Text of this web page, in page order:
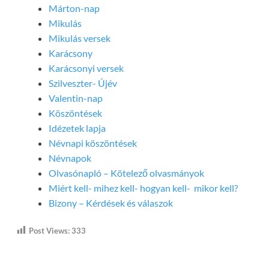
Márton-nap
Mikulás
Mikulás versek
Karácsony
Karácsonyi versek
Szilveszter- Újév
Valentin-nap
Köszöntések
Idézetek lapja
Névnapi köszöntések
Névnapok
Olvasónapló – Kötelező olvasmányok
Miért kell- mihez kell- hogyan kell- mikor kell?
Bizony – Kérdések és válaszok
Post Views:333